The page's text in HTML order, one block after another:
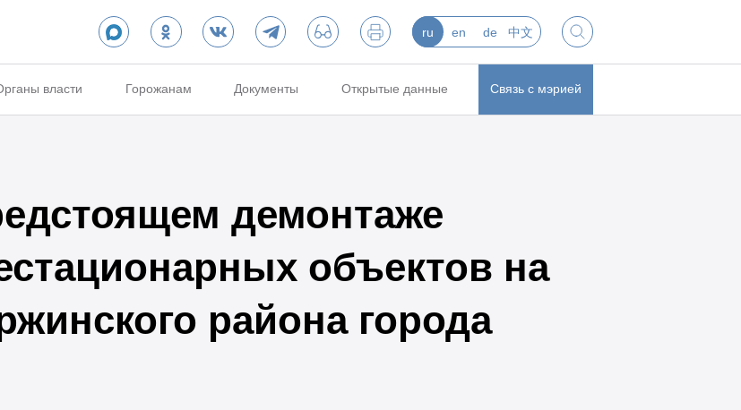
ru en de 中文
власти Горожанам Документы Открытые данные Связь с мэрией
демонтаже
объектов на
района города